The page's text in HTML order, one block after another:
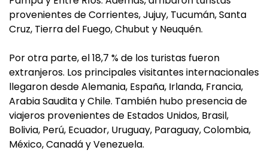
provenientes de Corrientes, Jujuy, Tucumán, Santa
Cruz, Tierra del Fuego, Chubut y Neuquén.
Por otra parte, el 18,7 % de los turistas fueron
extranjeros. Los principales visitantes internacionales
llegaron desde Alemania, España, Irlanda, Francia,
Arabia Saudita y Chile. También hubo presencia de
viajeros provenientes de Estados Unidos, Brasil,
Bolivia, Perú, Ecuador, Uruguay, Paraguay, Colombia,
México, Canadá y Venezuela.